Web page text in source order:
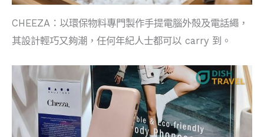
CHEEZA：以環保物料專門製作手提電腦外殻及電話繩，
其設計輕巧又夠潮，任何年紀人士都可以 carry 到。